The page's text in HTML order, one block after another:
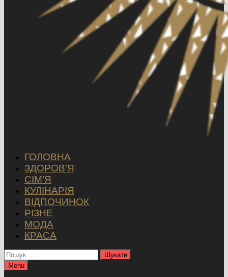
ГОЛОВНА
ЗДОРОВ’Я
СІМ’Я
КУЛІНАРІЯ
ВІДПОЧИНОК
РІЗНЕ
МОДА
КРАСА
Пошук:
Menu